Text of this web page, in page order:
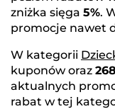
zniżka sięga 5%.
promocje nawet
W kategorii
kuponów oraz 268
aktualnych
rabat w tej